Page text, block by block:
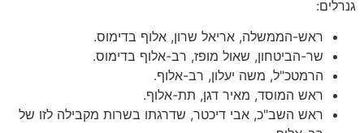
גנרלים:
ראש-הממשלה, אריאל שרון, אלוף בדימוס.
שר-הביטחון, שאול מופז, רב-אלוף בדימוס.
הרמטכ"ל, משה יעלון, רב-אלוף.
ראש המוסד, מאיר דגן, תת-אלוף.
ראש השב"כ, אבי דיכטר, שדרגתו בשרות מקבילה לזו של